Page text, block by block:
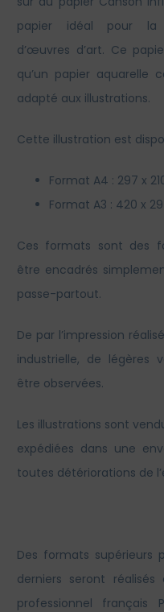
papier idéal pour la
d’œuvres d’art. Ce
qu’un papier aquarelle
adapté aux illustrations.
Cette illustration est
Format A4 : 297 x
Format A3 : 420 x
Ces formats sont des
être encadrés
passe-partout.
De par l’impression
industrielle, de légères
être observées.
Les illustrations sont
expédiées dans une
toutes détériorations de
Des formats supérieurs
derniers seront
professionnel français